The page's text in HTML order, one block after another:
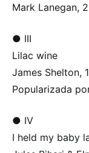
Mark Lanegan,
● III
Lilac wine
James Shelton,
Popularizada
● IV
I held my baby